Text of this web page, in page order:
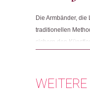
Die Armbänder,
traditionellen
sichern den